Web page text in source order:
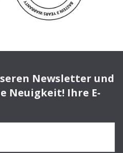
Newsletter und
Neuigkeit! Ihre E-